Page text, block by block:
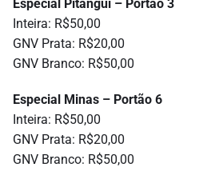
Especial Pitangui – Portão 3
Inteira: R$50,00
GNV Prata: R$20,00
GNV Branco: R$50,00
Especial Minas – Portão 6
Inteira: R$50,00
GNV Prata: R$20,00
GNV Branco: R$50,00